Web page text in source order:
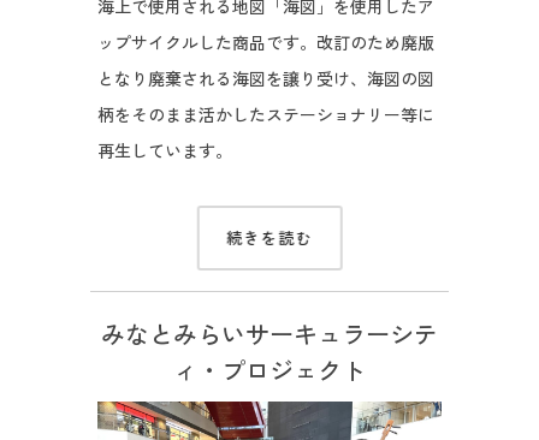
海上で使用される地図「海図」を使用したア
ップサイクルした商品です。改訂のため廃版
となり廃棄される海図を譲り受け、海図の図
柄をそのまま活かしたステーショナリー等に
再生しています。
続きを読む
みなとみらいサーキュラーシテ
ィ・プロジェクト